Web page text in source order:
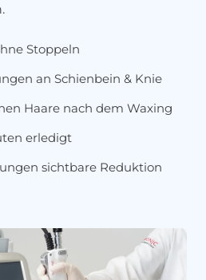
Stoppeln
an Schienbein & Knie
Haare nach dem Waxing
erledigt
sichtbare Reduktion